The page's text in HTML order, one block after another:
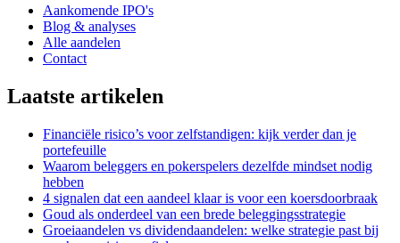
Aankomende IPO's
Blog & analyses
Alle aandelen
Contact
Laatste artikelen
Financiële risico’s voor zelfstandigen: kijk verder dan je
portefeuille
Waarom beleggers en pokerspelers dezelfde mindset nodig
hebben
4 signalen dat een aandeel klaar is voor een koersdoorbraak
Goud als onderdeel van een brede beleggingsstrategie
Groeiaandelen vs dividendaandelen: welke strategie past bij